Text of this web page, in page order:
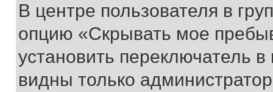
В центре пользователя в
опцию «Скрывать мое
установить переключатель
видны только